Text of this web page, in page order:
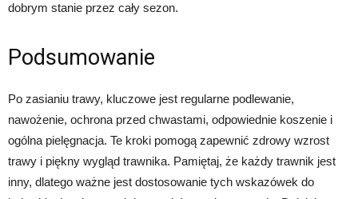
dobrym stanie przez cały sezon.
Podsumowanie
Po zasianiu trawy, kluczowe jest regularne podlewanie,
nawożenie, ochrona przed chwastami, odpowiednie koszenie i
ogólna pielęgnacja. Te kroki pomogą zapewnić zdrowy wzrost
trawy i piękny wygląd trawnika. Pamiętaj, że każdy trawnik jest
inny, dlatego ważne jest dostosowanie tych wskazówek do